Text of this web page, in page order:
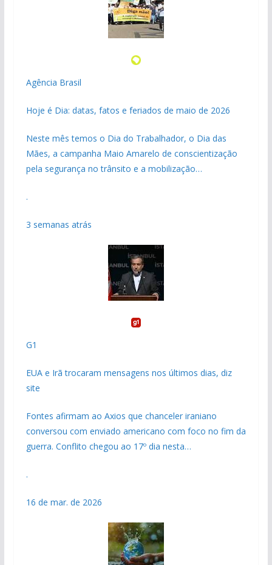
Agência Brasil
Hoje é Dia: datas, fatos e feriados de maio de 2026
Neste mês temos o Dia do Trabalhador, o Dia das
Mães, a campanha Maio Amarelo de conscientização
pela segurança no trânsito e a mobilização…
.
3 semanas atrás
G1
EUA e Irã trocaram mensagens nos últimos dias, diz
site
Fontes afirmam ao Axios que chanceler iraniano
conversou com enviado americano com foco no fim da
guerra. Conflito chegou ao 17º dia nesta…
.
16 de mar. de 2026